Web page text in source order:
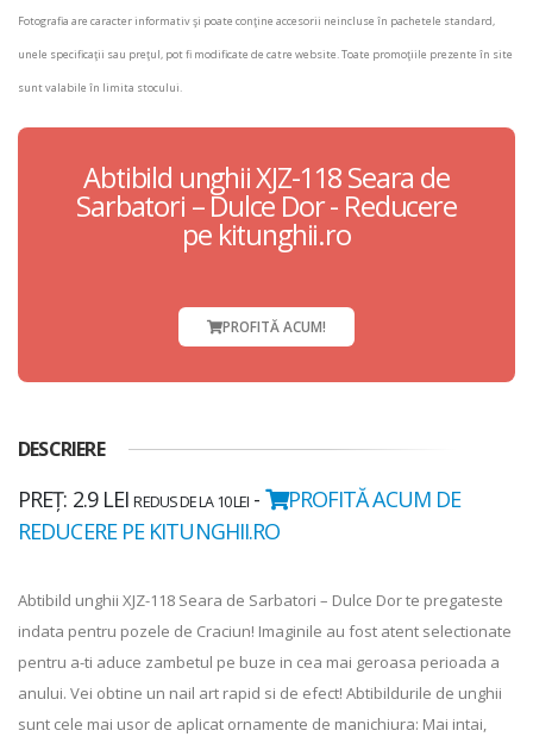
Fotografia are caracter informativ şi poate conţine accesorii neincluse în pachetele standard,
unele specificaţii sau preţul, pot fi modificate de catre website. Toate promoţiile prezente în site
sunt valabile în limita stocului.
Abtibild unghii XJZ-118 Seara de
Sarbatori – Dulce Dor - Reducere
pe kitunghii.ro
PROFITĂ ACUM!
DESCRIERE
PREȚ: 2.9 LEIREDUS DE LA 10 LEI -
PROFITĂ ACUM DE
REDUCERE PE KITUNGHII.RO
Abtibild unghii XJZ-118 Seara de Sarbatori – Dulce Dor te pregateste
indata pentru pozele de Craciun! Imaginile au fost atent selectionate
pentru a-ti aduce zambetul pe buze in cea mai geroasa perioada a
anului. Vei obtine un nail art rapid si de efect! Abtibildurile de unghii
sunt cele mai usor de aplicat ornamente de manichiura: Mai intai,